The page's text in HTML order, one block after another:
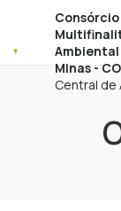
Minas -
Central